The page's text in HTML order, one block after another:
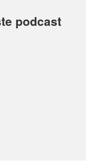
podcast